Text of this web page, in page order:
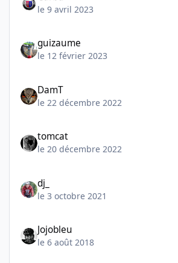
le 9 avril 2023
guizaume
le 12 février 2023
DamT
le 22 décembre 2022
tomcat
le 20 décembre 2022
dj_
le 3 octobre 2021
Jojobleu
le 6 août 2018